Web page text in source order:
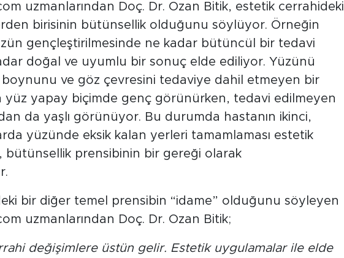
uzmanlarından Doç. Dr. Ozan Bitik, estetik cerrahideki
birisinin bütünsellik olduğunu söylüyor. Örneğin
gençleştirilmesinde ne kadar bütüncül bir tedavi
doğal ve uyumlu bir sonuç elde ediliyor. Yüzünü
ve göz çevresini tedaviye dahil etmeyen bir
yüz yapay biçimde genç görünürken, tedavi edilmeyen
da yaşlı görünüyor. Bu durumda hastanın ikinci,
yüzünde eksik kalan yerleri tamamlaması estetik
bütünsellik prensibinin bir gereği olarak
bir diğer temel prensibin “idame” olduğunu söyleyen
uzmanlarından Doç. Dr. Ozan Bitik;
değişimlere üstün gelir. Estetik uygulamalar ile elde